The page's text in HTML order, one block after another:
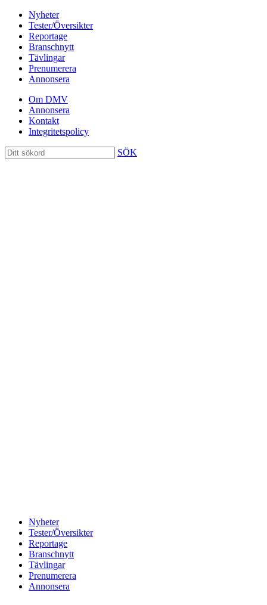
Nyheter
Tester/Översikter
Reportage
Branschnytt
Tävlingar
Prenumerera
Annonsera
Om DMV
Annonsera
Kontakt
Integritetspolicy
SÖK
Nyheter
Tester/Översikter
Reportage
Branschnytt
Tävlingar
Prenumerera
Annonsera